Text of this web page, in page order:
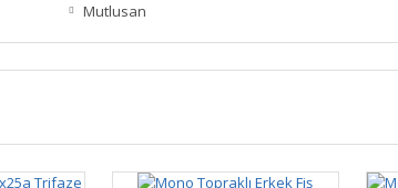
Mutlusan